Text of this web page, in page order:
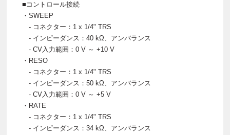
■コントロール接続
・SWEEP
- コネクター：1 x 1/4" TRS
- インピーダンス：40 kΩ、アンバランス
- CV入力範囲：0 V ～ +10 V
・RESO
- コネクター：1 x 1/4" TRS
- インピーダンス：50 kΩ、アンバランス
- CV入力範囲：0 V ～ +5 V
・RATE
- コネクター：1 x 1/4" TRS
- インピーダンス：34 kΩ、アンバランス